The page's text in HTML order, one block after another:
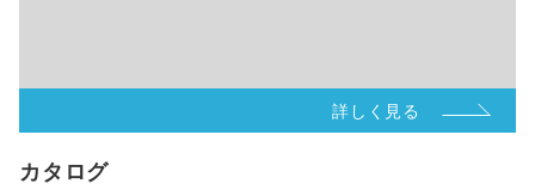
詳しく見る
カタログ